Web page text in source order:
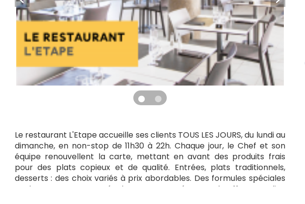
Le restaurant L'Etape accueille ses clients TOUS LES JOURS, du lundi au
dimanche, en non-stop de 11h30 à 22h. Chaque jour, le Chef et son
équipe renouvellent la carte, mettant en avant des produits frais
pour des plats copieux et de qualité. Entrées, plats traditionnels,
desserts : des choix variés à prix abordables. Des formules spéciales
et des avantages sont également proposées aux chauffeurs. Un lieu